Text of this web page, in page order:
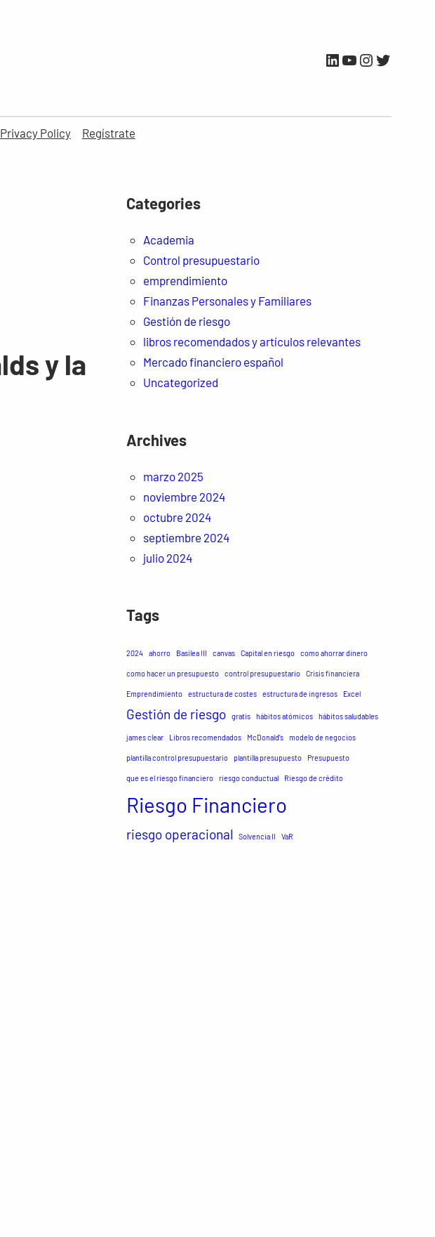
LinkedIn
YouTube
Instagram
Twitter
Privacy Policy Regístrate
y la
Categories
Academia
Control presupuestario
emprendimiento
Finanzas Personales y Familiares
Gestión de riesgo
libros recomendados y artículos relevantes
Mercado financiero español
Uncategorized
Archives
marzo 2025
noviembre 2024
octubre 2024
septiembre 2024
julio 2024
Tags
2024 ahorro Basilea III canvas Capital en riesgo como ahorrar dinero
como hacer un presupuesto control presupuestario Crisis financiera
Emprendimiento estructura de costes estructura de ingresos Excel
Gestión de riesgo gratis hábitos atómicos hábitos saludables
james clear Libros recomendados McDonald's modelo de negocios
plantilla control presupuestario plantilla presupuesto Presupuesto
que es el riesgo financiero riesgo conductual Riesgo de crédito
Riesgo Financiero
riesgo operacional Solvencia II VaR